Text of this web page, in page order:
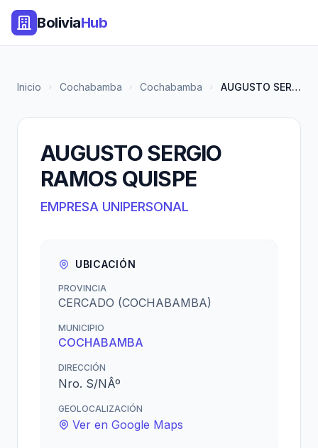
BoliviaHub
Inicio Cochabamba Cochabamba AUGUSTO SERGIO RAMOS QUISPE
AUGUSTO SERGIO
RAMOS QUISPE
EMPRESA UNIPERSONAL
UBICACIÓN
PROVINCIA
CERCADO (COCHABAMBA)
MUNICIPIO
COCHABAMBA
DIRECCIÓN
Nro. S/NÂº
GEOLOCALIZACIÓN
Ver en Google Maps